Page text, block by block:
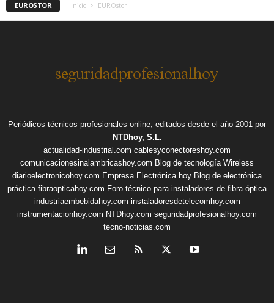
EUROSTOR Inicio EUROstor
Periódicos técnicos profesionales online, editados desde el año 2001 por
NTDhoy, S.L.
actualidad-industrial.com cablesyconectoreshoy.com
comunicacionesinalambricashoy.com Blog de tecnología Wireless
diarioelectronicohoy.com Empresa Electrónica hoy Blog de electrónica
práctica fibraopticahoy.com Foro técnico para instaladores de fibra óptica
industriaembebidahoy.com instaladoresdetelecomhoy.com
instrumentacionhoy.com NTDhoy.com seguridadprofesionalhoy.com
tecno-noticias.com